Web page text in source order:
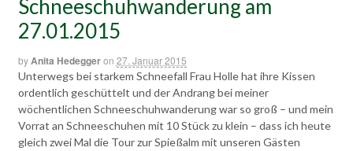
Schneeschuhwanderung am
27.01.2015
byAnita Hedeggeron 27. Januar 2015
Unterwegs bei starkem Schneefall Frau Holle hat ihre Kissen
ordentlich geschüttelt und der Andrang bei meiner
wöchentlichen Schneeschuhwanderung war so groß – und mein
Vorrat an Schneeschuhen mit 10 Stück zu klein – dass ich heute
gleich zwei Mal die Tour zur Spießalm mit unseren Gästen